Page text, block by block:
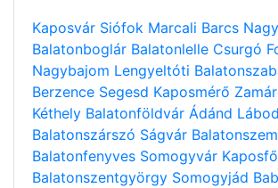
Kaposvár Siófok Marcali Barcs
Balatonboglár Balatonlelle Csurgó
Nagybajom Lengyeltóti
Berzence Segesd Kaposmérő
Kéthely Balatonföldvár Ádánd Lábod
Balatonszárszó Ságvár
Balatonfenyves Somogyvár Kaposfő
Balatonszentgyörgy Somogyjád